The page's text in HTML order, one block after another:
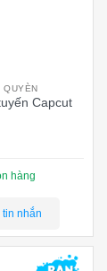
QUYÈN
Capcut
hàng
tin nhắn